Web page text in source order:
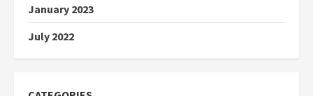
January 2023
July 2022